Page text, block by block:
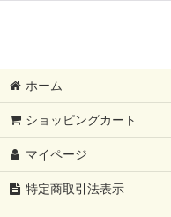
〜3,000円
4001円〜
ホーム
ショッピングカート
マイページ
特定商取引法表示